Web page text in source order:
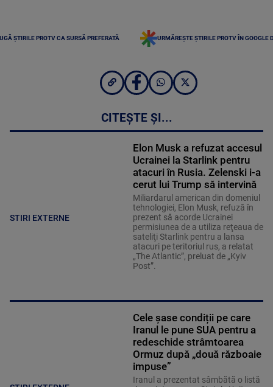
ȘTIRILE PROTV CA SURSĂ PREFERATĂ URMĂREȘTE ȘTIRILE PROTV ÎN GOOGLE
CITEȘTE ȘI...
STIRI EXTERNE
Elon Musk a refuzat accesul
Ucrainei la Starlink pentru
atacuri în Rusia. Zelenski i-a
cerut lui Trump să intervină
Miliardarul american din domeniul
tehnologiei, Elon Musk, refuză în
prezent să acorde Ucrainei
permisiunea de a utiliza reţeaua de
sateliţi Starlink pentru a lansa
atacuri pe teritoriul rus, a relatat
„The Atlantic”, preluat de „Kyiv
Post”.
Cele șase condiții pe care
Iranul le pune SUA pentru a
redeschide strâmtoarea
Ormuz după „două războaie
impuse”
Iranul a prezentat sâmbătă o listă